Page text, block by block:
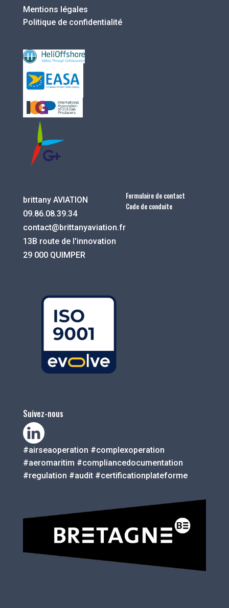
Mentions légales
Politique de confidentialité
brittany AVIATION
09.86.08.39.34
contact@brittanyaviation.fr
13B route de l'innovation
29 000 QUIMPER
Formulaire de contact
Code de conduite
Suivez-nous
#airseaoperation #complexoperation
#aeromaritim #compliancedocumentation
#regulation #audit #certificationplateforme